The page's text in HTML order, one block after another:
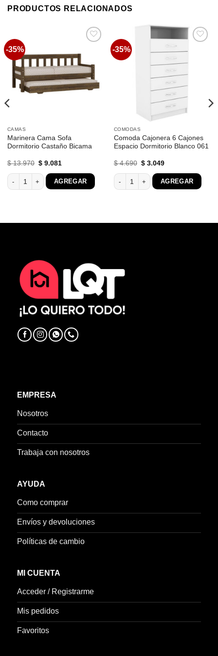
PRODUCTOS RELACIONADOS
-35%
CAMAS
Marinera Cama Sofa
Dormitorio Castaño Bicama
$13.970 El
original
era:
$ 13.970.
$9.081El
actual
es:
$ 9.081.
Marinera Cama Sofa Dormitorio Castaño Bicama cantidad
AGREGAR
-35%
COMODAS
Comoda Cajonera 6 Cajones
Espacio Dormitorio Blanco 061
$4.690 El
original
era:
$ 4.690.
$3.049El
actual
es:
$ 3.049.
Comoda Cajonera 6 Cajones
AGREGAR
Ortopedico Guaruja 1.20 cantidad
EMPRESA
Nosotros
Contacto
Trabaja con nosotros
AYUDA
Como comprar
Envíos y devoluciones
Políticas de cambio
MI CUENTA
Acceder / Registrarme
Mis pedidos
Favoritos